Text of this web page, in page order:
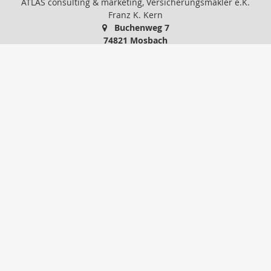
Franz K. Kern
Buchenweg 7
74821 Mosbach